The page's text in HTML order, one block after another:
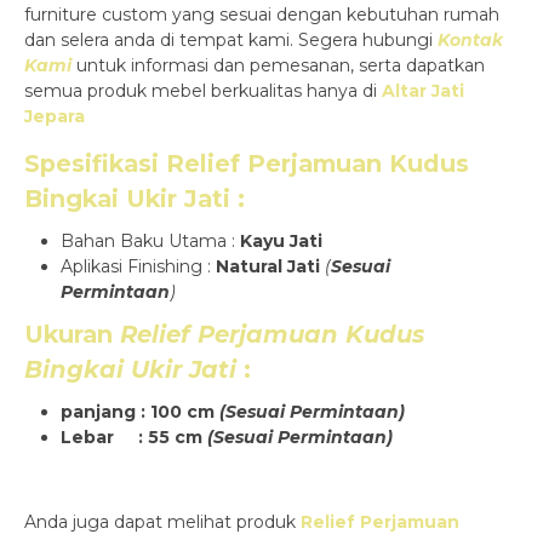
furniture custom yang sesuai dengan kebutuhan rumah
dan selera anda di tempat kami. Segera hubungi Kontak
Kamiuntuk informasi dan pemesanan, serta dapatkan
semua produk mebel berkualitas hanya di Altar Jati
Jepara
Spesifikasi Relief Perjamuan Kudus
Bingkai Ukir Jati :
Bahan Baku Utama : Kayu Jati
Aplikasi Finishing : Natural Jati (Sesuai
Permintaan)
Ukuran Relief Perjamuan Kudus
Bingkai Ukir Jati :
panjang : 100 cm (Sesuai Permintaan)
Lebar : 55 cm (Sesuai Permintaan)
Anda juga dapat melihat produk Relief Perjamuan